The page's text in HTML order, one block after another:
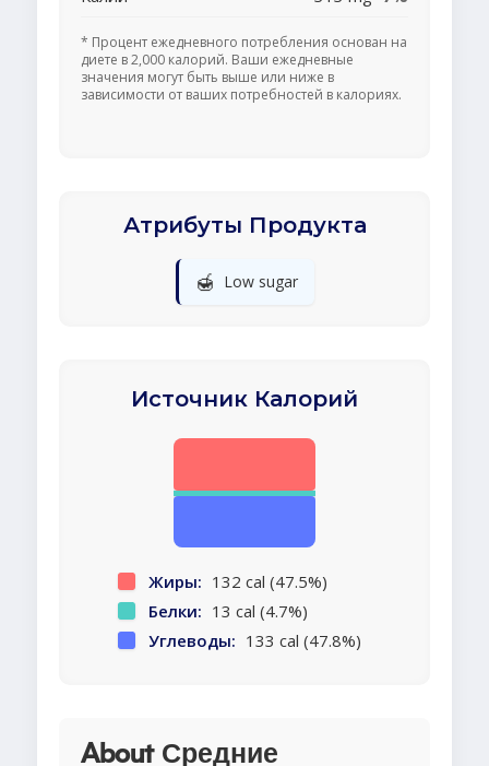
* Процент ежедневного потребления основан на
диете в 2,000 калорий. Ваши ежедневные
значения могут быть выше или ниже в
зависимости от ваших потребностей в калориях.
Атрибуты Продукта
🍯 Low sugar
Источник Калорий
Жиры: 132 cal (47.5%)
Белки: 13 cal (4.7%)
Углеводы: 133 cal (47.8%)
About Средние